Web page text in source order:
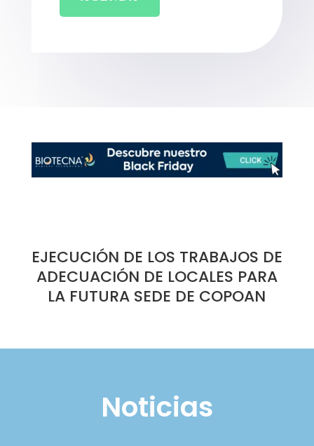
EJECUCIÓN DE LOS TRABAJOS DE
ADECUACIÓN DE LOCALES PARA
LA FUTURA SEDE DE COPOAN
Noticias